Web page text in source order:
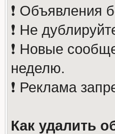
❗️ Объявления
❗️ Не
❗️ Новые
неделю.
❗️ Реклама
Как удалить